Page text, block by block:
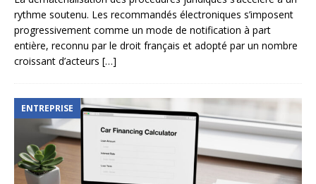
rythme soutenu. Les recommandés électroniques s’imposent
progressivement comme un mode de notification à part
entière, reconnu par le droit français et adopté par un nombre
croissant d’acteurs […]
ENTREPRISE